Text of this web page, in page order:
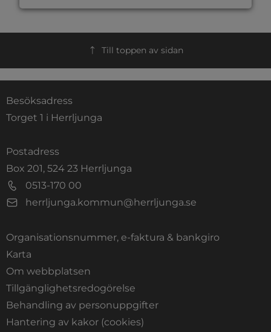
Till toppen av sidan
Besöksadress
Torget 1 i Herrljunga
Postadress
Box 201, 524 23 Herrljunga
0513-170 00
herrljunga.kommun@herrljunga.se
Organisationsnummer, e-faktura & bankgiro
Karta
Om webbplatsen
Tillgänglighetsredogörelse
Behandling av personuppgifter
Hantering av kakor (cookies)